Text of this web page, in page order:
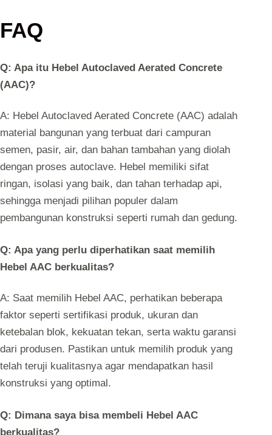
FAQ
Q: Apa itu Hebel Autoclaved Aerated Concrete
(AAC)?
A: Hebel Autoclaved Aerated Concrete (AAC) adalah
material bangunan yang terbuat dari campuran
semen, pasir, air, dan bahan tambahan yang diolah
dengan proses autoclave. Hebel memiliki sifat
ringan, isolasi yang baik, dan tahan terhadap api,
sehingga menjadi pilihan populer dalam
pembangunan konstruksi seperti rumah dan gedung.
Q: Apa yang perlu diperhatikan saat memilih
Hebel AAC berkualitas?
A: Saat memilih Hebel AAC, perhatikan beberapa
faktor seperti sertifikasi produk, ukuran dan
ketebalan blok, kekuatan tekan, serta waktu garansi
dari produsen. Pastikan untuk memilih produk yang
telah teruji kualitasnya agar mendapatkan hasil
konstruksi yang optimal.
Q: Dimana saya bisa membeli Hebel AAC
berkualitas?